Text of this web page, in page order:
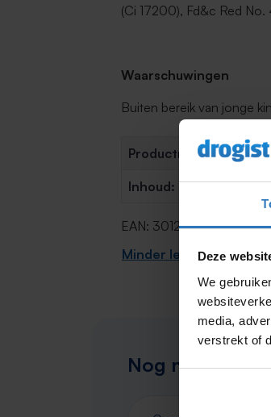
Deze
We
media,
verstrekt of
(Ci 17200), Fd&c Red
Waarschuwingen
Buiten bereik van jonge
Productnummer:
Inhoud:
EAN: 30122369
Minder lezen
Nog niets